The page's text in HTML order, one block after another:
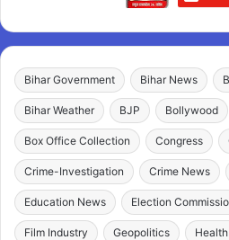
Bihar Government Bihar News
Bihar Weather BJP Bollywood
Box Office Collection Congress
Crime-Investigation Crime News
Education News Election
Film Industry Geopolitics